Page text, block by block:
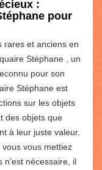
:
pour
rares et anciens en
Stéphane , un
pour son
Stéphane est
sur les objets
des objets que
à leur juste valeur.
vous mettiez
n’est nécessaire, il